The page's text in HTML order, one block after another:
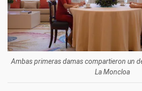
Ambas primeras damas compartieron un
La Moncloa